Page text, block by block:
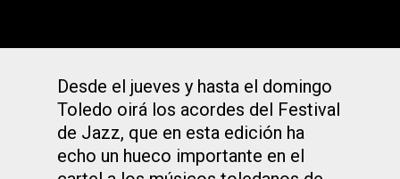
Desde el jueves y hasta el domingo
Toledo oirá los acordes del Festival
de Jazz, que en esta edición ha
echo un hueco importante en el